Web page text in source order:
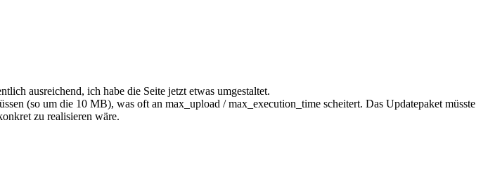
ausreichend, ich habe die Seite jetzt etwas umgestaltet.
(so um die 10 MB), was oft an max_upload / max_execution_time scheitert. Das Updatepaket müsste
zu realisieren wäre.